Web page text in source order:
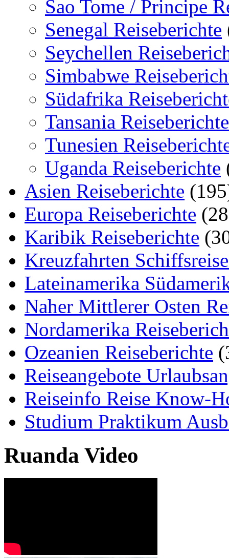
Sao Tome / Principe
Senegal Reiseberichte
Seychellen
Simbabwe
Südafrika
Tansania Reiseberichte
Tunesien
Uganda Reiseberichte
Asien Reiseberichte
Europa Reiseberichte
Karibik Reiseberichte
Kreuzfahrten
Lateinamerika
Naher Mittlerer Osten
Nordamerika
Ozeanien Reiseberichte
Reiseangebote
Reiseinfo Reise Know-
Studium Praktikum
Ruanda Video